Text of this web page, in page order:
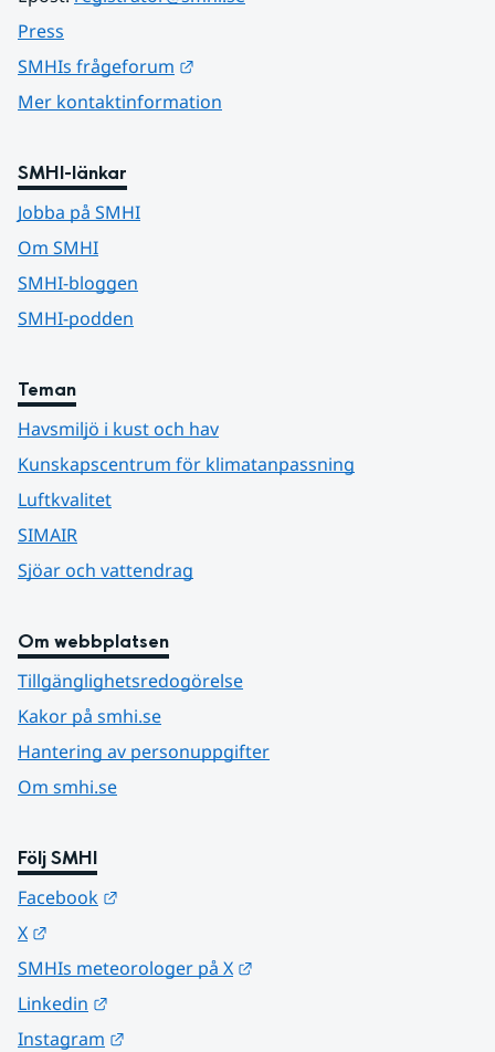
Press
SMHIs frågeforum
Mer kontaktinformation
SMHI-länkar
Jobba på SMHI
Om SMHI
SMHI-bloggen
SMHI-podden
Teman
Havsmiljö i kust och hav
Kunskapscentrum för klimatanpassning
Luftkvalitet
SIMAIR
Sjöar och vattendrag
Om webbplatsen
Tillgänglighetsredogörelse
Kakor på smhi.se
Hantering av personuppgifter
Om smhi.se
Följ SMHI
Facebook
X
SMHIs meteorologer på X
Linkedin
Instagram